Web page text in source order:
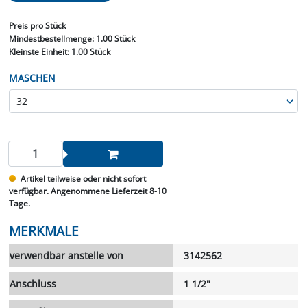
Preis pro Stück
Mindestbestellmenge: 1.00 Stück
Kleinste Einheit:1.00 Stück
MASCHEN
Artikel teilweise oder nicht sofort
verfügbar. Angenommene Lieferzeit 8-10
Tage.
MERKMALE
verwendbar anstelle von 3142562
Anschluss 1 1/2"